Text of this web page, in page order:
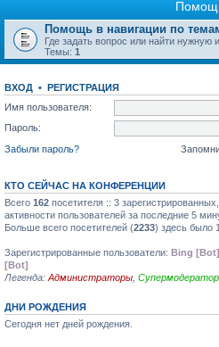
Помощь в навигации по
Где задать вопрос или найти
Темы: 1
ВХОД •
РЕГИСТРАЦИЯ
Имя пользователя:
Пароль:
Забыли пароль?
КТО СЕЙЧАС НА КОНФЕРЕНЦИИ
Всего 162 посетителя :: 3
активности пользователей за последние 5
Больше всего посетителей (2233) здесь было
Зарегистрированные пользователи: Bing [Bot]
[Bot]
Легенда: Администраторы
ДНИ РОЖДЕНИЯ
Сегодня нет дней рождения.